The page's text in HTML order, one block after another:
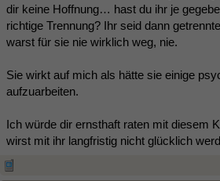
dir keine Hoffnung… hast du ihr je
richtige Trennung? Ihr seid dann
warst für sie nie wirklich weg, nie.
Sie wirkt auf mich als hätte sie einige
aufzuarbeiten.
Ich würde dir ernsthaft raten mit diesem
wirst mit ihr langfristig nicht glücklich